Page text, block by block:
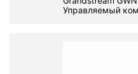
Управляемый